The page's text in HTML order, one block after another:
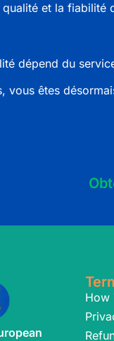
et la fiabilité
dépend du
vous êtes
How